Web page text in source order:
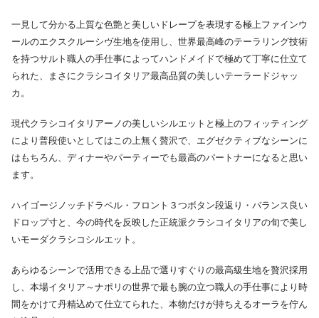
一見して分かる上質な色艶と美しいドレープを表現する極上ファインウ
ールのエクスクルーシヴ生地を使用し、世界最高峰のテーラリング技術
を持つサルト職人の手仕事によってハンドメイドで極めて丁寧に仕立て
られた、まさにクラシコイタリア最高品質の美しいテーラードジャッ
カ。
現代クラシコイタリアーノの美しいシルエットと極上のフィッティング
により普段使いとしてはこの上無く贅沢で、エグゼクティブなシーンに
はもちろん、ディナーやパーティーでも最高のパートナーになると思い
ます。
ハイゴージノッチドラペル・フロント３つボタン段返り・バランス良い
ドロップ寸と、今の時代を反映した正統派クラシコイタリアの旬で美し
いモーダクラシコシルエット。
あらゆるシーンで活用できる上品で選りすぐりの最高級生地を贅沢採用
し、本場イタリア～ナポリの世界で最も腕の立つ職人の手仕事により時
間をかけて丹精込めて仕立てられた、本物だけが持ちえるオーラを佇ん